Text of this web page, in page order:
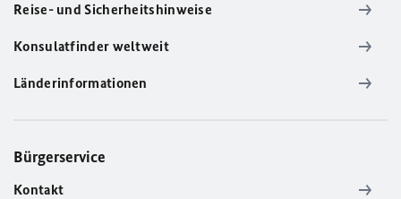
Reise- und Sicherheitshinweise
Konsulatfinder weltweit
Länderinformationen
Bürgerservice
Kontakt